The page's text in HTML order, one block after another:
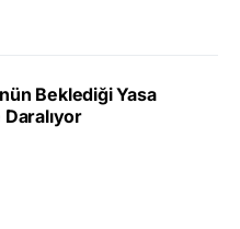
Beklediği Yasa